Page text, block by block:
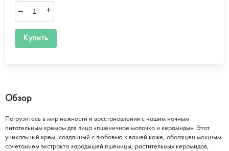
– +
Купить
Обзор
Погрузитесь в мир нежности и восстановления с нашим ночным
питательным кремом для лица «пшеничное молочко и керамиды». Этот
уникальный крем, созданный с любовью к вашей коже, обогащен мощным
сочетанием экстракта зародышей пшеницы, растительных керамидов,